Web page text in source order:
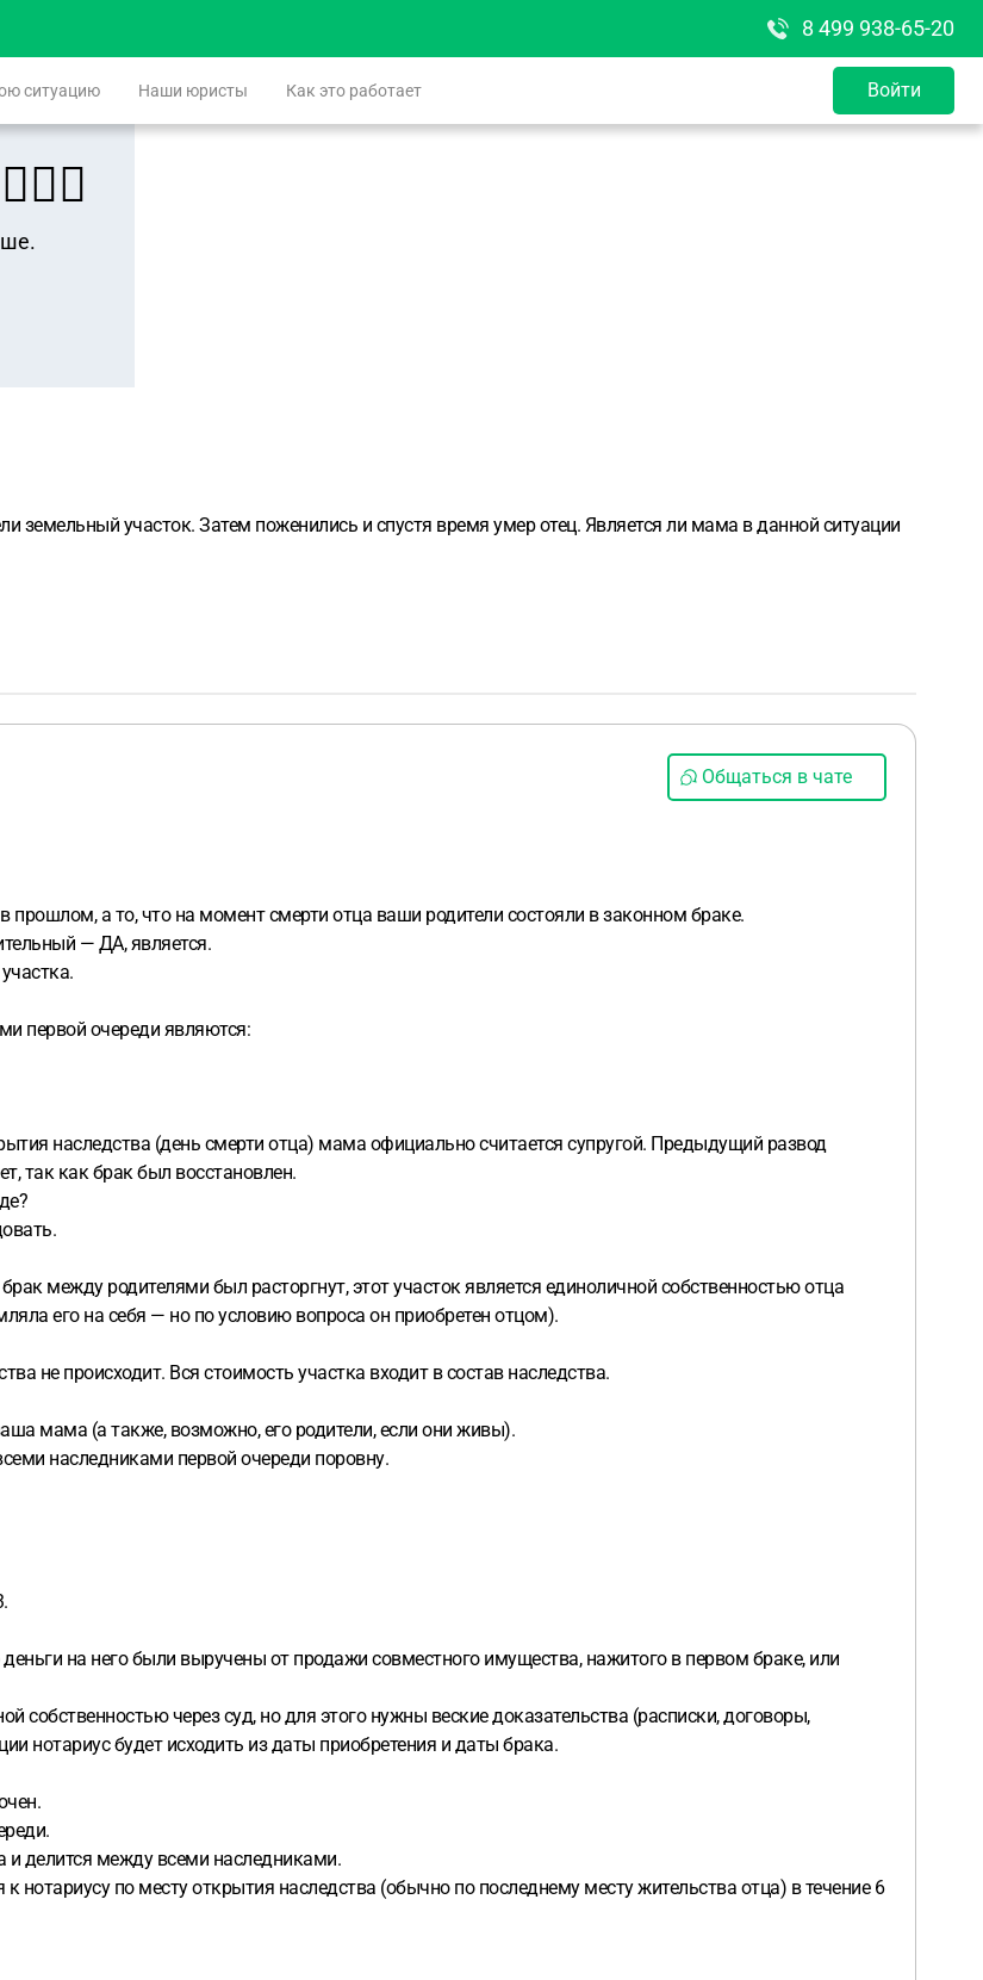
8 499 938-65-20
ситуацию Наши юристы Как это работает Войти
земельный участок. Затем поженились и спустя время умер отец. Является ли мама в данной ситуации
Общаться в чате
а то, что на момент смерти отца ваши родители состояли в законном браке.
— ДА, является.
первой очереди являются:
наследства (день смерти отца) мама официально считается супругой. Предыдущий развод
так как брак был восстановлен.
между родителями был расторгнут, этот участок является единоличной собственностью отца
его на себя — но по условию вопроса он приобретен отцом).
не происходит. Вся стоимость участка входит в состав наследства.
мама (а также, возможно, его родители, если они живы).
наследниками первой очереди поровну.
на него были выручены от продажи совместного имущества, нажитого в первом браке, или
собственностью через суд, но для этого нужны веские доказательства (расписки, договоры,
нотариус будет исходить из даты приобретения и даты брака.
и делится между всеми наследниками.
по месту открытия наследства (обычно по последнему месту жительства отца) в течение 6